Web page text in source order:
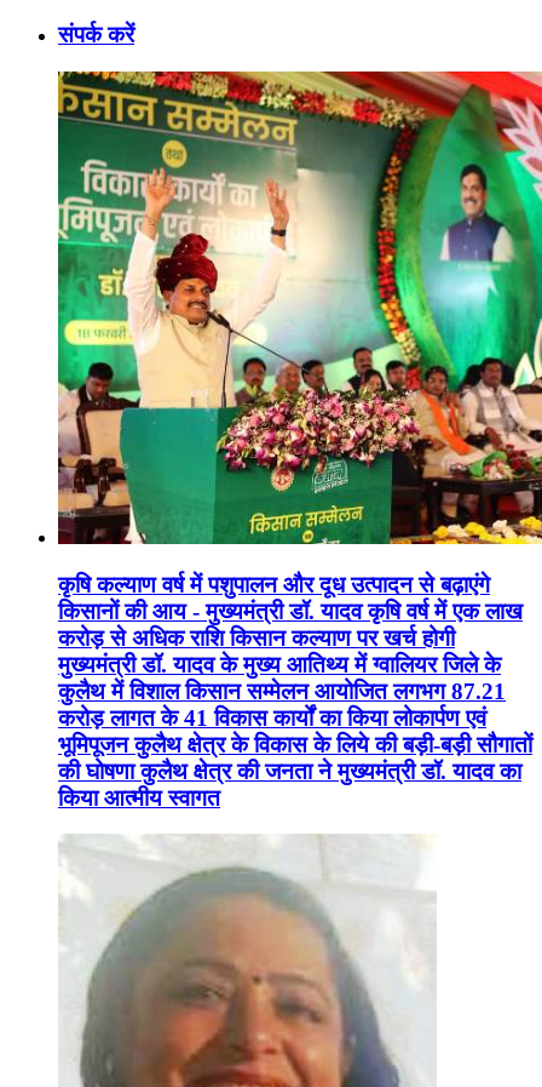
संपर्क करें
कृषि कल्याण वर्ष में पशुपालन और दूध उत्पादन से बढ़ाएंगे
किसानों की आय - मुख्यमंत्री डॉ. यादव कृषि वर्ष में एक लाख
करोड़ से अधिक राशि किसान कल्याण पर खर्च होगी
मुख्यमंत्री डॉ. यादव के मुख्य आतिथ्य में ग्वालियर जिले के
कुलैथ में विशाल किसान सम्मेलन आयोजित लगभग 87.21
करोड़ लागत के 41 विकास कार्यों का किया लोकार्पण एवं
भूमिपूजन कुलैथ क्षेत्र के विकास के लिये की बड़ी-बड़ी सौगातों
की घोषणा कुलैथ क्षेत्र की जनता ने मुख्यमंत्री डॉ. यादव का
किया आत्मीय स्वागत